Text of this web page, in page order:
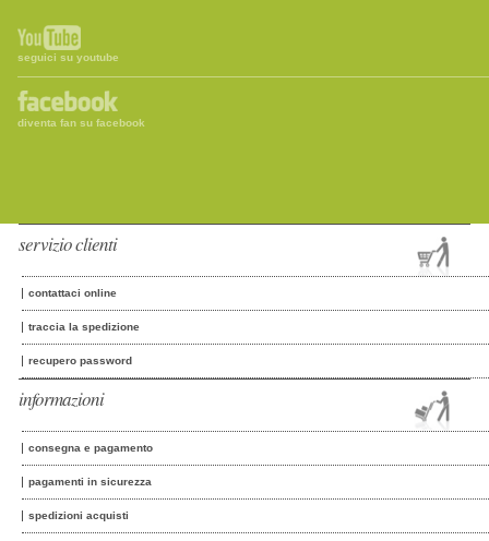
seguici su youtube
diventa fan su facebook
servizio clienti
contattaci online
traccia la spedizione
recupero password
informazioni
consegna e pagamento
pagamenti in sicurezza
spedizioni acquisti